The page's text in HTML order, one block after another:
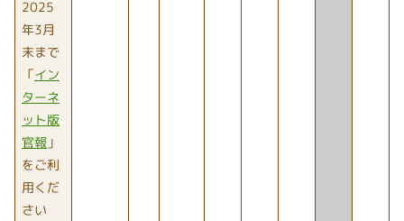
2025
年3月
末まで
「イン
ターネ
ット版
官報 」
をご利
用くだ
さい